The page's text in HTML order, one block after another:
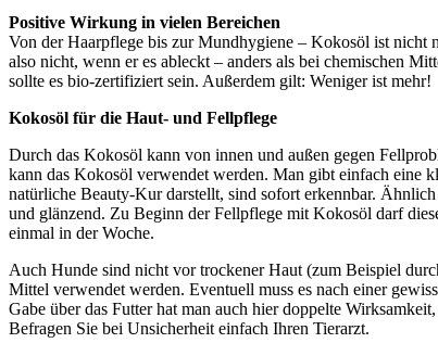
Positive Wirkung in vielen Bereichen
Von der Haarpflege bis zur Mundhygiene – Kokosöl ist nicht
also nicht, wenn er es ableckt – anders als bei chemischen
sollte es bio-zertifiziert sein. Außerdem gilt: Weniger ist mehr!
Kokosöl für die Haut- und Fellpflege
Durch das Kokosöl kann von innen und außen gegen
kann das Kokosöl verwendet werden. Man gibt einfach eine
natürliche Beauty-Kur darstellt, sind sofort erkennbar.
und glänzend. Zu Beginn der Fellpflege mit Kokosöl darf
einmal in der Woche.
Auch Hunde sind nicht vor trockener Haut (zum Beispiel
Mittel verwendet werden. Eventuell muss es nach einer
Gabe über das Futter hat man auch hier doppelte
Befragen Sie bei Unsicherheit einfach Ihren Tierarzt.